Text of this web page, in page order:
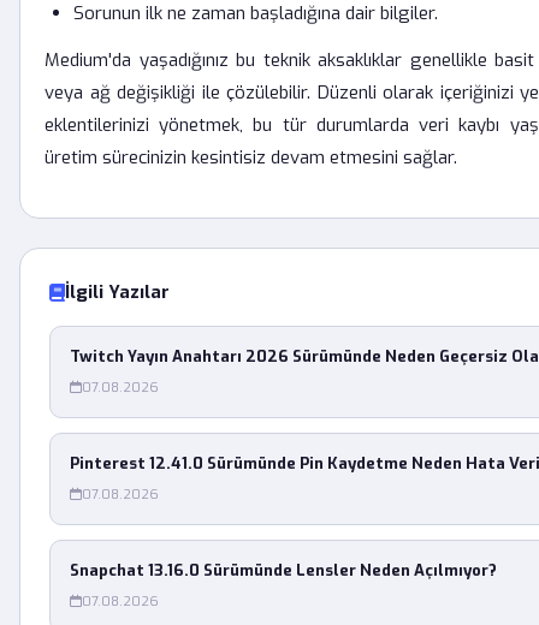
Sorunun ilk ne zaman başladığına dair bilgiler.
Medium'da yaşadığınız bu teknik aksaklıklar genellikle
veya ağ değişikliği ile çözülebilir. Düzenli olarak içeriğinizi
eklentilerinizi yönetmek, bu tür durumlarda veri kaybı
üretim sürecinizin kesintisiz devam etmesini sağlar.
İlgili Yazılar
Twitch Yayın Anahtarı 2026 Sürümünde Neden Geçersiz
07.08.2026
Pinterest 12.41.0 Sürümünde Pin Kaydetme Neden Hata
07.08.2026
Snapchat 13.16.0 Sürümünde Lensler Neden Açılmıyor?
07.08.2026